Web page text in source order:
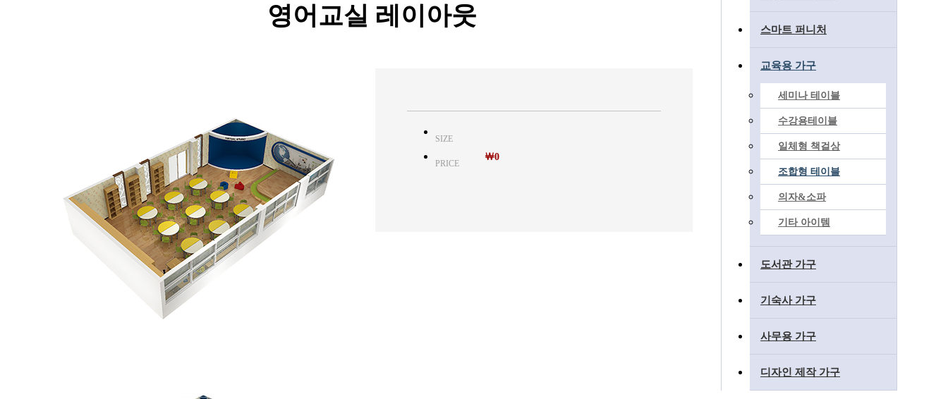
스마트 퍼니처
교육용 가구
세미나 테이블
수강용테이블
일체형 책걸상
조합형 테이블
의자&소파
기타 아이템
도서관 가구
기숙사 가구
사무용 가구
디자인 제작 가구
영어교실 레이아웃
SIZE
PRICE
￦0